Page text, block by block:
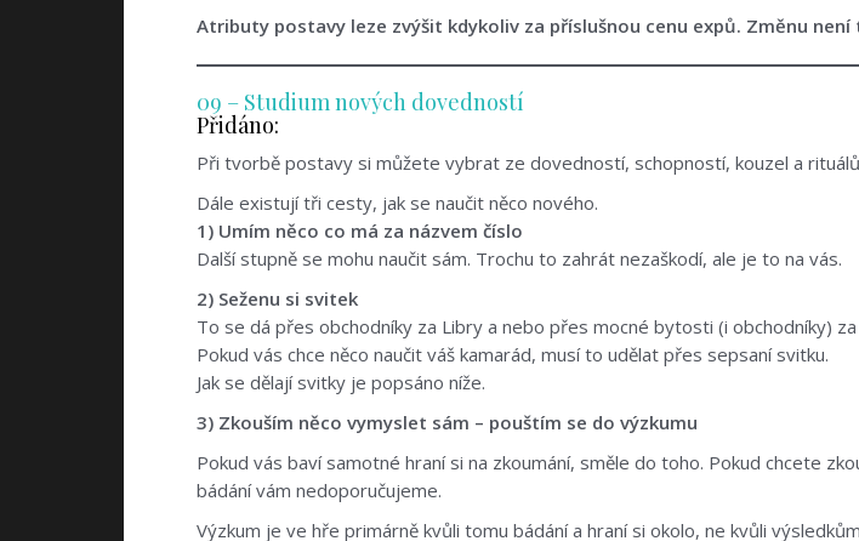
Atributy postavy leze zvýšit kdykoliv za příslušnou cenu expů. Změnu
09 – Studium nových dovedností
Přidáno:
Při tvorbě postavy si můžete vybrat ze dovedností, schopností, kouzel a
Dále existují tři cesty, jak se naučit něco nového.
1) Umím něco co má za názvem číslo
Další stupně se mohu naučit sám. Trochu to zahrát nezaškodí, ale je to na vás.
2) Seženu si svitek
To se dá přes obchodníky za Libry a nebo přes mocné bytosti (i obchodníky) za
Pokud vás chce něco naučit váš kamarád, musí to udělat přes sepsaní svitku.
Jak se dělají svitky je popsáno níže.
3) Zkouším něco vymyslet sám – pouštím se do výzkumu
Pokud vás baví samotné hraní si na zkoumání, směle do toho. Pokud chcete
bádání vám nedoporučujeme.
Výzkum je ve hře primárně kvůli tomu bádání a hraní si okolo, ne kvůli